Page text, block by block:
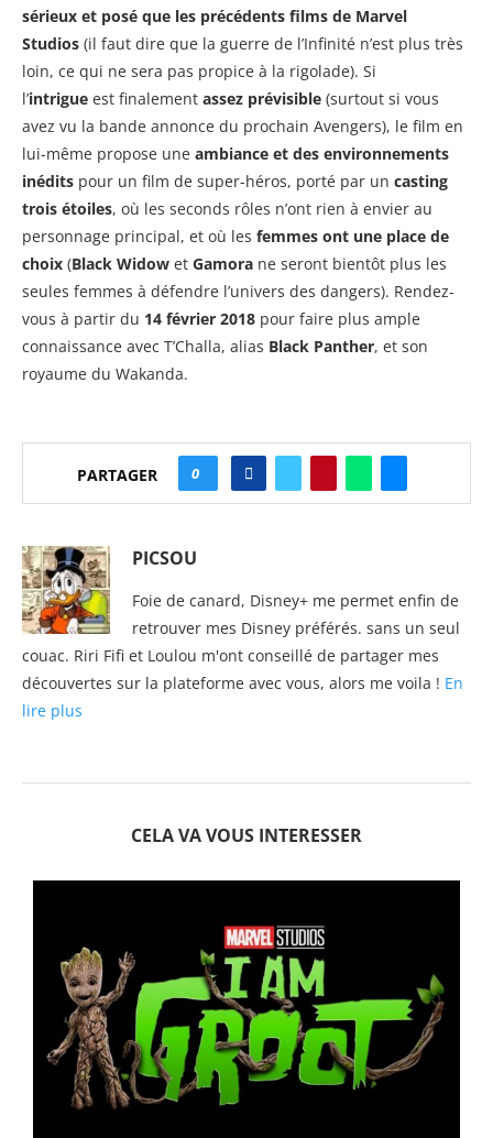
sérieux et posé que les précédents films de Marvel
Studios (il faut dire que la guerre de l’Infinité n’est plus très
loin, ce qui ne sera pas propice à la rigolade). Si
l’intrigue est finalement assez prévisible (surtout si vous
avez vu la bande annonce du prochain Avengers), le film en
lui-même propose une ambiance et des environnements
inédits pour un film de super-héros, porté par un casting
trois étoiles, où les seconds rôles n’ont rien à envier au
personnage principal, et où les femmes ont une place de
choix (Black Widow et Gamora ne seront bientôt plus les
seules femmes à défendre l’univers des dangers). Rendez-
vous à partir du 14 février 2018 pour faire plus ample
connaissance avec T’Challa, alias Black Panther, et son
royaume du Wakanda.
PARTAGER 0
PICSOU
Foie de canard, Disney+ me permet enfin de
retrouver mes Disney préférés. sans un seul
couac. Riri Fifi et Loulou m'ont conseillé de partager mes
découvertes sur la plateforme avec vous, alors me voila ! En
lire plus
CELA VA VOUS INTERESSER